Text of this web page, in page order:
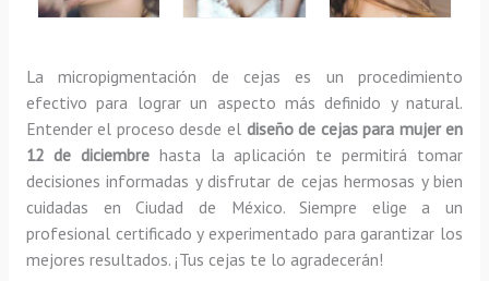
La micropigmentación de cejas es un procedimiento
efectivo para lograr un aspecto más definido y natural.
Entender el proceso desde el diseño de cejas para mujer en
12 de diciembre hasta la aplicación te permitirá tomar
decisiones informadas y disfrutar de cejas hermosas y bien
cuidadas en Ciudad de México. Siempre elige a un
profesional certificado y experimentado para garantizar los
mejores resultados. ¡Tus cejas te lo agradecerán!